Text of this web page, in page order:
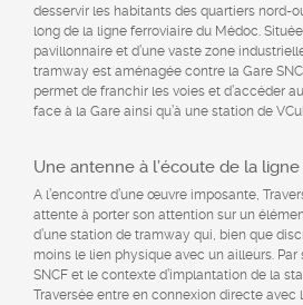
desservir les habitants des quartiers nord-
long de la ligne ferroviaire du Médoc.
pavillonnaire et d’une vaste zone
tramway est aménagée contre la Gare
permet de franchir les voies et d’accéder
face à la Gare ainsi qu’à une station de
Une antenne à l’écoute de la ligne
A l’encontre d’une œuvre imposante,
attente à porter son attention sur un
d’une station de tramway qui, bien que
moins le lien physique avec un ailleurs.
SNCF et le contexte d’implantation de la
Traversée entre en connexion directe